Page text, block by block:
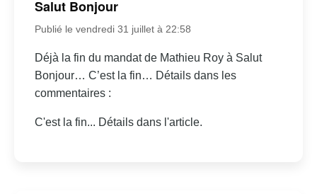
Salut Bonjour
Publié le vendredi 31 juillet à 22:58
Déjà la fin du mandat de Mathieu Roy à Salut
Bonjour… C’est la fin… Détails dans les
commentaires :
C'est la fin... Détails dans l'article.